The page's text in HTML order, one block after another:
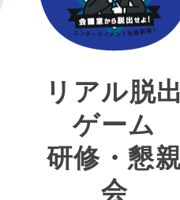
リアル脱
ゲーム
研修・懇
会